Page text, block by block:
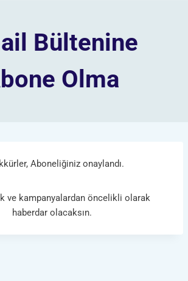
Bültenine
Olma
Aboneliğiniz onaylandı.
ve kampanyalardan öncelikli olarak
haberdar olacaksın.